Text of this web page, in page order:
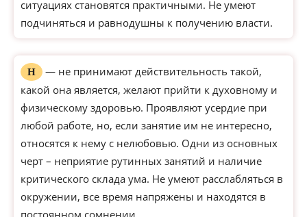
ситуациях становятся практичными. Не умеют
подчиняться и равнодушны к получению власти.
Н
— не принимают действительность такой,
какой она является, желают прийти к духовному и
физическому здоровью. Проявляют усердие при
любой работе, но, если занятие им не интересно,
относятся к нему с нелюбовью. Одни из основных
черт – неприятие рутинных занятий и наличие
критического склада ума. Не умеют расслабляться в
окружении, все время напряжены и находятся в
постоянном сомнении.